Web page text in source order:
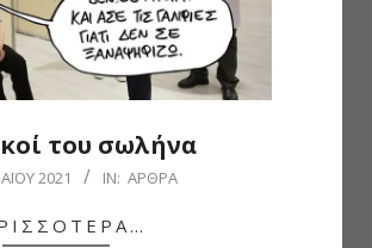
του σωλήνα
2021 IN: ΆΡΘΡΑ